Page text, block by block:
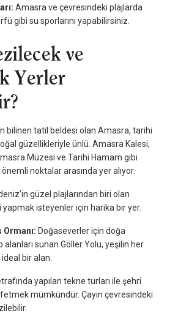
Amasra ve çevresindeki plajlarda
gibi su sporlarını yapabilirsiniz.
ve
Yerler
en bilinen tatil beldesi olan Amasra, tarihi
güzellikleriyle ünlü. Amasra Kalesi,
Müzesi ve Tarihi Hamam gibi
noktalar arasında yer alıyor.
güzel plajlarından biri olan
isteyenler için harika bir yer.
Ormanı: Doğaseverler için doğa
sunan Göller Yolu, yeşilin her
bir alan.
yapılan tekne turları ile şehri
mümkündür. Çayın çevresindeki